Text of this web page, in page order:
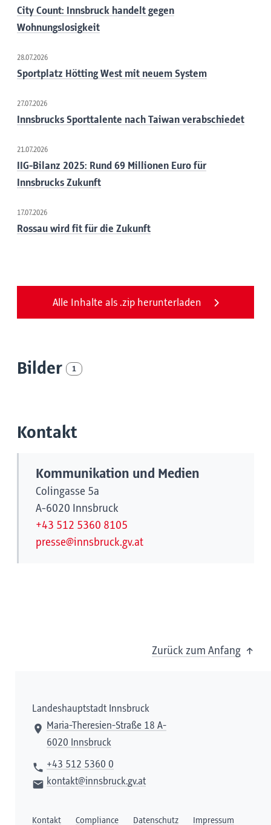
City Count: Innsbruck handelt gegen
Wohnungslosigkeit
28.07.2026
Sportplatz Hötting West mit neuem System
27.07.2026
Innsbrucks Sporttalente nach Taiwan verabschiedet
21.07.2026
IIG-Bilanz 2025: Rund 69 Millionen Euro für
Innsbrucks Zukunft
17.07.2026
Rossau wird fit für die Zukunft
Alle Inhalte als .zip herunterladen
Bilder 1
Kontakt
Kommunikation und Medien
Colingasse 5a
A-6020 Innsbruck
+43 512 5360 8105
presse@innsbruck.gv.at
Zurück zum Anfang
Landeshauptstadt Innsbruck
Maria-Theresien-Straße 18 A-
6020 Innsbruck
+43 512 5360 0
kontakt@innsbruck.gv.at
Kontakt Compliance Datenschutz Impressum